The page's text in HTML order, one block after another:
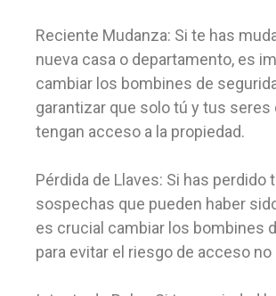
Reciente Mudanza: Si te has
nueva casa o departamento, es
cambiar los bombines de
garantizar que solo tú y tus seres
tengan acceso a la propiedad.
Pérdida de Llaves: Si has perdido
sospechas que pueden haber
es crucial cambiar los bombines
para evitar el riesgo de acceso no